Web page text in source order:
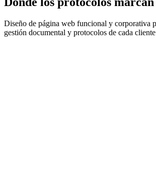
Diseño de página web funcional y corporativa
gestión documental y protocolos de cada